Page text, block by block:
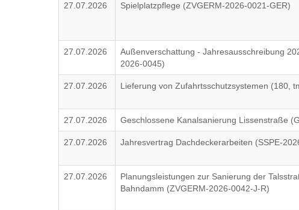
27.07.2026 Spielplatzpflege (ZVGERM-2026-0021-GER)
27.07.2026
Außenverschattung - Jahresausschreibung
2026-0045)
27.07.2026 Lieferung von Zufahrtsschutzsystemen (180,
27.07.2026 Geschlossene Kanalsanierung Lissenstraße
27.07.2026 Jahresvertrag Dachdeckerarbeiten (SSPE-
27.07.2026
Planungsleistungen zur Sanierung der
Bahndamm (ZVGERM-2026-0042-J-R)